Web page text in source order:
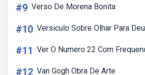
#9 Verso De Morena Bonita
#10 Versiculo Sobre Olhar Para
#11 Ver O Numero 22 Com
#12 Van Gogh Obra De Arte